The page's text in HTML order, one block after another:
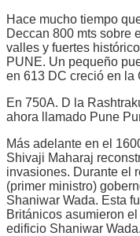
Hace mucho tiempo
Deccan 800 mts sobre
valles y fuertes
PUNE. Un pequeño
en 613 DC creció en la
En 750A. D la
ahora llamado Pune
Más adelante en el
Shivaji Maharaj
invasiones. Durante el
(primer ministro)
Shaniwar Wada. Esta
Británicos asumieron
edificio Shaniwar Wada.